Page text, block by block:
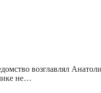
возглавлял
не…